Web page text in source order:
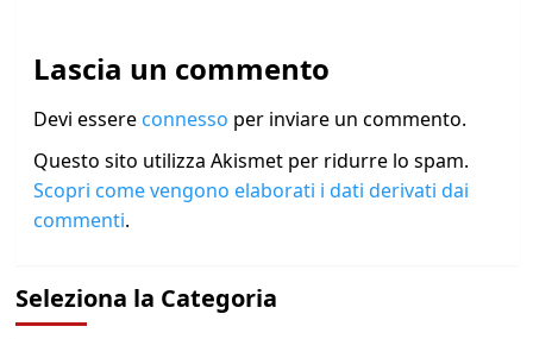
Lascia un commento
Devi essere connesso per inviare un commento.
Questo sito utilizza Akismet per ridurre lo spam.
Scopri come vengono elaborati i dati derivati dai
commenti.
Seleziona la Categoria